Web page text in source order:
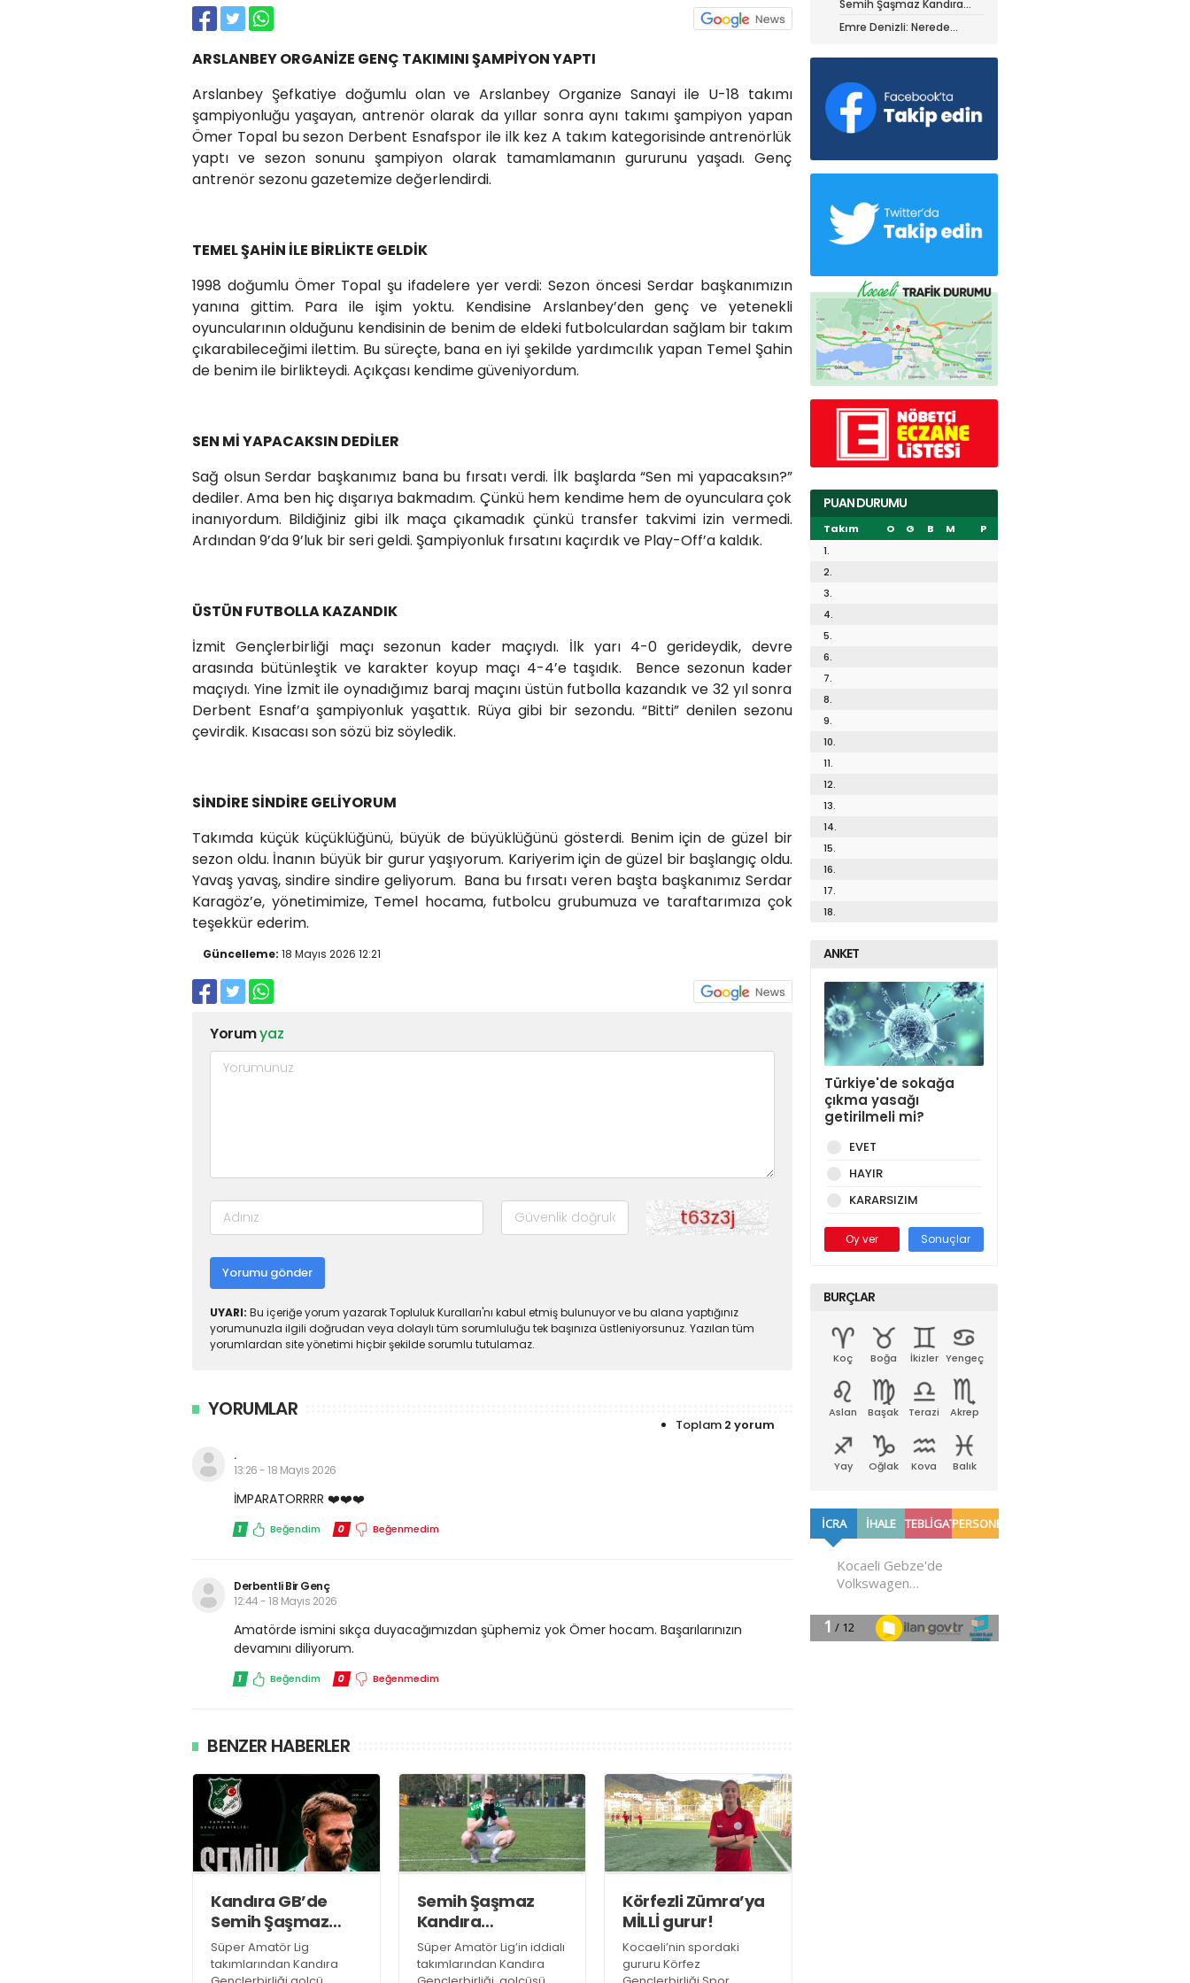
ARSLANBEY ORGANİZE GENÇ TAKIMINI ŞAMPİYON YAPTI
Arslanbey Şefkatiye doğumlu olan ve Arslanbey Organize Sanayi ile U-18 takımı
şampiyonluğu yaşayan, antrenör olarak da yıllar sonra aynı takımı şampiyon yapan
Ömer Topal bu sezon Derbent Esnafspor ile ilk kez A takım kategorisinde antrenörlük
yaptı ve sezon sonunu şampiyon olarak tamamlamanın gururunu yaşadı. Genç
antrenör sezonu gazetemize değerlendirdi.
TEMEL ŞAHİN İLE BİRLİKTE GELDİK
1998 doğumlu Ömer Topal şu ifadelere yer verdi: Sezon öncesi Serdar başkanımızın
yanına gittim. Para ile işim yoktu. Kendisine Arslanbey’den genç ve yetenekli
oyuncularının olduğunu kendisinin de benim de eldeki futbolculardan sağlam bir takım
çıkarabileceğimi ilettim. Bu süreçte, bana en iyi şekilde yardımcılık yapan Temel Şahin
de benim ile birlikteydi. Açıkçası kendime güveniyordum.
SEN Mİ YAPACAKSIN DEDİLER
Sağ olsun Serdar başkanımız bana bu fırsatı verdi. İlk başlarda “Sen mi yapacaksın?”
dediler. Ama ben hiç dışarıya bakmadım. Çünkü hem kendime hem de oyunculara çok
inanıyordum. Bildiğiniz gibi ilk maça çıkamadık çünkü transfer takvimi izin vermedi.
Ardından 9’da 9’luk bir seri geldi. Şampiyonluk fırsatını kaçırdık ve Play-Off’a kaldık.
ÜSTÜN FUTBOLLA KAZANDIK
İzmit Gençlerbirliği maçı sezonun kader maçıydı. İlk yarı 4-0 gerideydik, devre
arasında bütünleştik ve karakter koyup maçı 4-4’e taşıdık. Bence sezonun kader
maçıydı. Yine İzmit ile oynadığımız baraj maçını üstün futbolla kazandık ve 32 yıl sonra
Derbent Esnaf’a şampiyonluk yaşattık. Rüya gibi bir sezondu. “Bitti” denilen sezonu
çevirdik. Kısacası son sözü biz söyledik.
SİNDİRE SİNDİRE GELİYORUM
Takımda küçük küçüklüğünü, büyük de büyüklüğünü gösterdi. Benim için de güzel bir
sezon oldu. İnanın büyük bir gurur yaşıyorum. Kariyerim için de güzel bir başlangıç oldu.
Yavaş yavaş, sindire sindire geliyorum. Bana bu fırsatı veren başta başkanımız Serdar
Karagöz’e, yönetimimize, Temel hocama, futbolcu grubumuza ve taraftarımıza çok
teşekkür ederim.
Güncelleme: 18 Mayıs 2026 12:21
Yorumyaz
Yorumu gönder
UYARI: Bu içeriğe yorum yazarak Topluluk Kuralları'nı kabul etmiş bulunuyor ve bu alana yaptığınız
yorumunuzla ilgili doğrudan veya dolaylı tüm sorumluluğu tek başınıza üstleniyorsunuz. Yazılan tüm
yorumlardan site yönetimi hiçbir şekilde sorumlu tutulamaz.
YORUMLAR
Toplam 2 yorum
.
13:26 - 18 Mayıs 2026
İMPARATORRRR ❤️❤️❤️
1 Beğendim 0 Beğenmedim
Derbentli Bir Genç
12:44 - 18 Mayıs 2026
Amatörde ismini sıkça duyacağımızdan şüphemiz yok Ömer hocam. Başarılarınızın
devamını diliyorum.
1 Beğendim 0 Beğenmedim
BENZER HABERLER
Kandıra GB’de
Semih Şaşmaz
resmen TAMAM!
Süper Amatör Lig
takımlarından Kandıra
Semih Şaşmaz
Kandıra
Gençlerbirliği’nde
devam dedi!
Süper Amatör Lig’in iddialı
takımlarından Kandıra
Körfezli Zümra’ya
MİLLİ gurur!
Kocaeli’nin spordaki
gururu Körfez
iz ile ayrıldı!
Semih Şaşmaz Kandıra
Gençlerbirliği’nde devam
dedi!
Emre Denizli: Nerede
PUAN DURUMU
Takım O G B M
P
1.
2.
3.
4.
5.
6.
7.
8.
9.
10.
11.
12.
13.
14.
15.
16.
17.
18.
ANKET
Türkiye'de sokağa
çıkma yasağı
getirilmeli mi?
EVET
HAYIR
KARARSIZIM
Oy ver Sonuçlar
BURÇLAR
Koç Boğa İkizler Yengeç
Aslan Başak Terazi Akrep
Yay Oğlak Kova Balık